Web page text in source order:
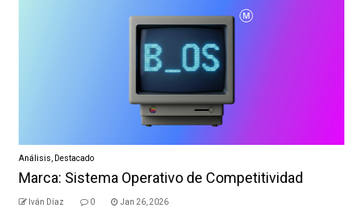
Análisis Destacado
Marca: Sistema Operativo de Competitividad
Iván Díaz 0 Jan 26, 2026